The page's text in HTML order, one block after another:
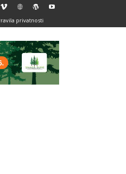
privatnosti